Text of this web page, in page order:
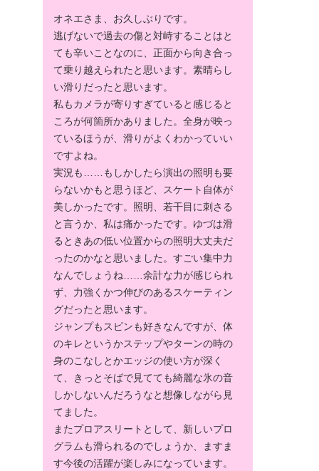
オネエさま、お久しぶりです。
逃げないで過去の傷と対峙することはと
ても辛いことなのに、正面から向き合っ
て乗り越えられたと思います。素晴らし
い滑りだったと思います。
私もカメラが寄りすぎていると感じると
ころが何箇所かありました。全身が映っ
ているほうが、滑りがよくわかっていい
ですよね。
実況も……もしかしたら演出の照明も要
らないかもと思うほど、スケート自体が
美しかったです。照明、若干目に刺さる
と言うか、私は痛かったです。ゆづは滑
るときあの低い位置からの照明大丈夫だ
ったのかなと思いました。すごい集中力
なんでしょうね……余計な力が感じられ
ず、力強くかつ伸びのあるスケーティン
グだったと思います。
ジャンプもスピンも好きなんですが、体
のキレというかステップやターンの時の
身のこなしとかエッジの使い方が深く
て、きっとそばで見てても綺麗な氷の音
しかしないんだろうなと想像しながら見
てました。
またプロアスリートとして、新しいプロ
グラムも滑られるのでしょうか、ますま
す今後の活躍が楽しみになっています。